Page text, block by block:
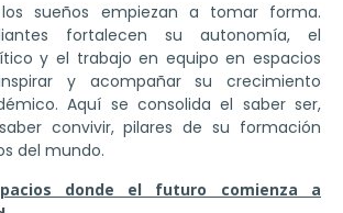
los sueños empiezan a tomar forma.
fortalecen su autonomía, el
y el trabajo en equipo en espacios
y acompañar su crecimiento
Aquí se consolida el saber ser,
convivir, pilares de su formación
del mundo.
donde el futuro comienza a